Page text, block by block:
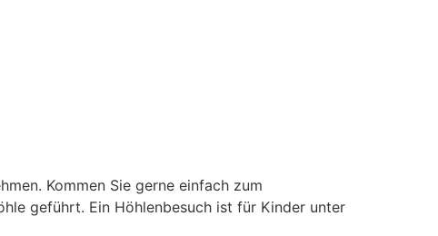
Kommen Sie gerne einfach zum
geführt. Ein Höhlenbesuch ist für Kinder unter